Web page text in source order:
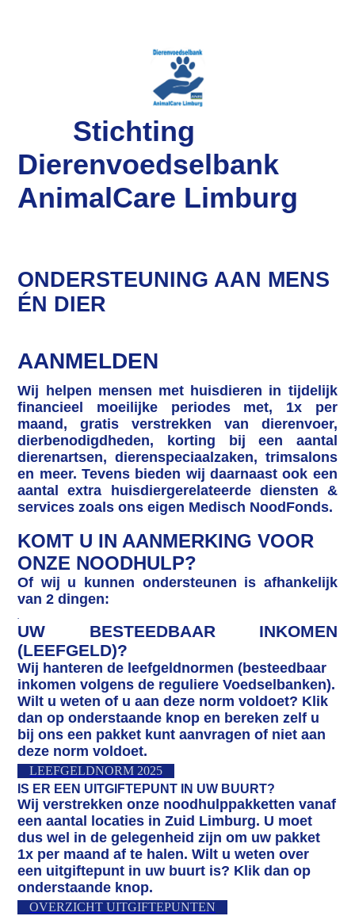
Stichting
Dierenvoedselbank
AnimalCare Limburg
ONDERSTEUNING AAN MENS
ÉN DIER
AANMELDEN
Wij helpen mensen met huisdieren in tijdelijk
financieel moeilijke periodes met, 1x per
maand, gratis verstrekken van dierenvoer,
dierbenodigdheden, korting bij een aantal
dierenartsen, dierenspeciaalzaken, trimsalons
en meer. Tevens bieden wij daarnaast ook een
aantal extra huisdiergerelateerde diensten &
services zoals ons eigen Medisch NoodFonds.
KOMT U IN AANMERKING VOOR
ONZE NOODHULP?
Of wij u kunnen ondersteunen is afhankelijk
van 2 dingen:
.
UW BESTEEDBAAR INKOMEN
(LEEFGELD)?
Wij hanteren de leefgeldnormen (besteedbaar
inkomen volgens de reguliere Voedselbanken).
Wilt u weten of u aan deze norm voldoet? Klik
dan op onderstaande knop en bereken zelf u
bij ons een pakket kunt aanvragen of niet aan
deze norm voldoet.
LEEFGELDNORM 2025
IS ER EEN UITGIFTEPUNT IN UW BUURT?
Wij verstrekken onze noodhulppakketten vanaf
een aantal locaties in Zuid Limburg. U moet
dus wel in de gelegenheid zijn om uw pakket
1x per maand af te halen. Wilt u weten over
een uitgiftepunt in uw buurt is? Klik dan op
onderstaande knop.
OVERZICHT UITGIFTEPUNTEN